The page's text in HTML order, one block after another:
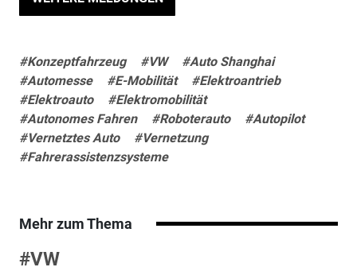
#Konzeptfahrzeug #VW
#Auto Shanghai
#Automesse
#E-Mobilität
#Elektroantrieb
#Elektroauto
#Elektromobilität
#Autonomes Fahren
#Roboterauto
#Autopilot
#Vernetztes Auto
#Vernetzung
#Fahrerassistenzsysteme
Mehr zum Thema
#VW